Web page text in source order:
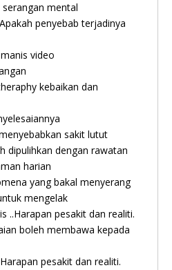
mental
penyebab terjadinya
video
kebaikan dan
sakit lutut
dipulihkan dengan rawatan
harian
yang bakal menyerang
mengelak
..Harapan pesakit dan realiti.
boleh membawa kepada
pesakit dan realiti.